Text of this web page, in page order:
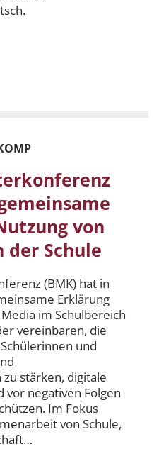
von
der Schule
(BMK) hat in
Erklärung
im Schulbereich
vereinbaren, die
und
stärken, digitale
vor negativen Folgen
Im Fokus
von Schule,